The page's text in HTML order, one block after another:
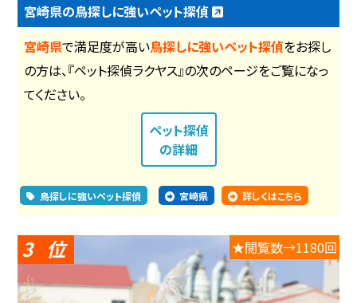
宮崎県の鳥探しに強いペット探偵
宮崎県で満足度が高い鳥探しに強いペット探偵をお探し
の方は、『ペット探偵ラクヤス』の次のページをご覧になっ
てください。
ペット探偵
の詳細
鳥探しに強いペット探偵 宮崎県 詳しくはこちら
3 ★閲覧数→1180回